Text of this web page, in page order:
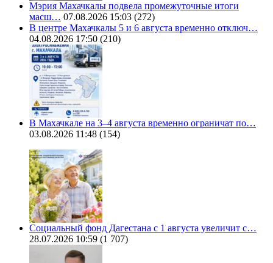
Мэрия Махачкалы подвела промежуточные итоги
масш… 07.08.2026 15:03 (272)
В центре Махачкалы 5 и 6 августа временно отключ…
04.08.2026 17:50 (210)
В Махачкале на 3–4 августа временно ограничат по…
03.08.2026 11:48 (154)
Социальный фонд Дагестана с 1 августа увеличит с…
28.07.2026 10:59 (1 707)